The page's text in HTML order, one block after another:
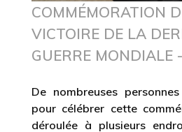
COMMÉMORATION
VICTOIRE DE LA
GUERRE MONDIALE
De nombreuses
pour célébrer cette
déroulée à plusieurs